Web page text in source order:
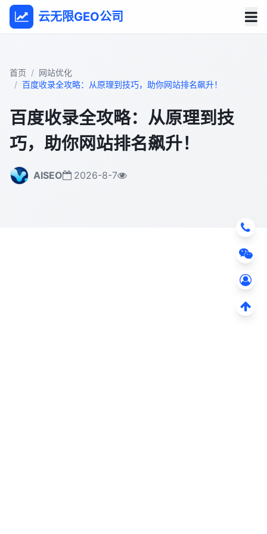
云无限GEO公司
首页
网站优化
百度收录全攻略：从原理到技巧，助你网站排名飙升！
百度收录全攻略：从原理到技
巧，助你网站排名飙升！
AISEO 2026-8-7